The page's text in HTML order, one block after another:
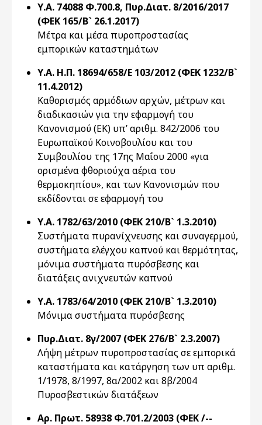
Υ.Α. 74088 Φ.700.8, Πυρ.Διατ. 8/2016/2017
(ΦΕΚ 165/Β` 26.1.2017)
Μέτρα και μέσα πυροπροστασίας
εμπορικών καταστημάτων
Υ.Α. Η.Π. 18694/658/Ε 103/2012 (ΦΕΚ 1232/Β`
11.4.2012)
Καθορισμός αρμόδιων αρχών, μέτρων και
διαδικασιών για την εφαρμογή του
Κανονισμού (ΕΚ) υπ’ αριθμ. 842/2006 του
Ευρωπαϊκού Κοινοβουλίου και του
Συμβουλίου της 17ης Μαΐου 2000 «για
ορισμένα φθοριούχα αέρια του
θερμοκηπίου», και των Κανονισμών που
εκδίδονται σε εφαρμογή του
Υ.Α. 1782/63/2010 (ΦΕΚ 210/Β` 1.3.2010)
Συστήματα πυρανίχνευσης και συναγερμού,
συστήματα ελέγχου καπνού και θερμότητας,
μόνιμα συστήματα πυρόσβεσης και
διατάξεις ανιχνευτών καπνού
Υ.Α. 1783/64/2010 (ΦΕΚ 210/Β` 1.3.2010)
Μόνιμα συστήματα πυρόσβεσης
Πυρ.Διατ. 8γ/2007 (ΦΕΚ 276/Β` 2.3.2007)
Λήψη μέτρων πυροπροστασίας σε εμπορικά
καταστήματα και κατάργηση των υπ αριθμ.
1/1978, 8/1997, 8α/2002 και 8β/2004
Πυροσβεστικών διατάξεων
Αρ. Πρωτ. 58938 Φ.701.2/2003 (ΦΕΚ /--